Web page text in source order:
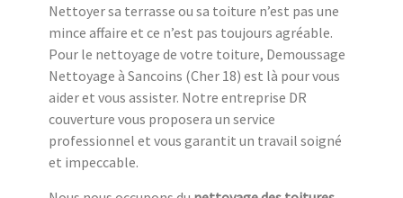
Nettoyer sa terrasse ou sa toiture n’est pas une
mince affaire et ce n’est pas toujours agréable.
Pour le nettoyage de votre toiture, Demoussage
Nettoyage à Sancoins (Cher 18) est là pour vous
aider et vous assister. Notre entreprise DR
couverture vous proposera un service
professionnel et vous garantit un travail soigné
et impeccable.